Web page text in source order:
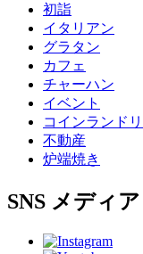
初詣
イタリアン
グラタン
カフェ
チャーハン
イベント
コインランド
不動産
炉端焼き
SNS メディア